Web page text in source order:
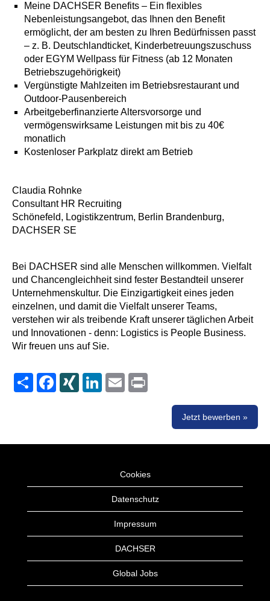
Meine DACHSER Benefits – Ein flexibles
Nebenleistungsangebot, das Ihnen den Benefit
ermöglicht, der am besten zu Ihren Bedürfnissen passt
– z. B. Deutschlandticket, Kinderbetreuungszuschuss
oder EGYM Wellpass für Fitness (ab 12 Monaten
Betriebszugehörigkeit)
Vergünstigte Mahlzeiten im Betriebsrestaurant und
Outdoor-Pausenbereich
Arbeitgeberfinanzierte Altersvorsorge und
vermögenswirksame Leistungen mit bis zu 40€
monatlich
Kostenloser Parkplatz direkt am Betrieb
Claudia Rohnke
Consultant HR Recruiting
Schönefeld, Logistikzentrum, Berlin Brandenburg,
DACHSER SE
Bei DACHSER sind alle Menschen willkommen. Vielfalt
und Chancengleichheit sind fester Bestandteil unserer
Unternehmenskultur. Die Einzigartigkeit eines jeden
einzelnen, und damit die Vielfalt unserer Teams,
verstehen wir als treibende Kraft unserer täglichen Arbeit
und Innovationen - denn: Logistics is People Business.
Wir freuen uns auf Sie.
Share FacebookXING LinkedInEmail
Jetzt bewerben »
Cookies
Datenschutz
Impressum
DACHSER
Global Jobs